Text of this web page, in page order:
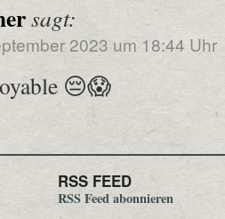
sagt:
2023 um 18:44 Uhr
😔😱
RSS FEED
RSS Feed abonnieren